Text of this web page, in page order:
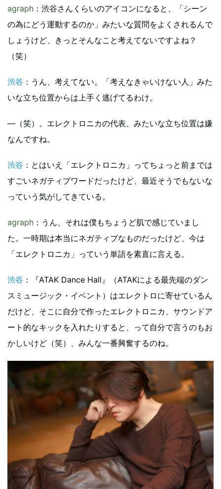
agraph ：渋谷さんくらいのアイコンになると、「シーン
の為にどう運動するのか」みたいな質問をよくされるんで
しょうけど、きっとそんなこと考えてないですよね？
（笑）
渋谷 ：うん、考えてない。「考えなきゃいけない人」みた
いな立ち位置からは上手く逃げてるわけ。
―（笑）。エレクトロニカの代表、みたいな立ち位置は嫌
なんですね。
渋谷 ：とはいえ「エレクトロニカ」ってちょっと前までは
すごいネガティブワードだったけど、最近そうでもないな
っていう気がしてきている。
agraph ：うん、それは僕もちょうど肌で感じていまし
た。一時期は本当にネガティブなものだったけど、今は
「エレクトロニカ」っていう単語を素直に言える。
渋谷 ：『ATAK Dance Hall』（ATAKによる最先端のダン
スミュージック・イベント）はエレクトロに寄せているん
だけど、そこに自分で作ったエレクトロニカ、サウンドア
ート的なキックを入れたりすると、って自分で言うのもお
かしいけど（笑）、みんな一番興奮するのね。